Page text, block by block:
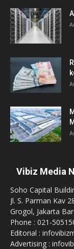
Vibiz Media
Soho Capital
Jl. S. Parman Kav
Grogol, Jakarta
Phone : 021-
Editorial :
Advertising :